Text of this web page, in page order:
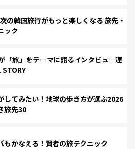
韓国旅行がもっと楽しくなる 旅先・
ック
「旅」をテーマに語るインタビュー連
STORY
してみたい！地球の歩き方が選ぶ2026
旅先30
もかなえる！賢者の旅テクニック